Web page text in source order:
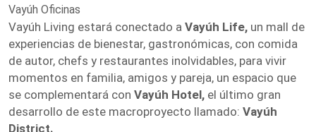
Vayúh Oficinas
Vayúh Living estará conectado a Vayúh Life, un mall de
experiencias de bienestar, gastronómicas, con comida
de autor, chefs y restaurantes inolvidables, para vivir
momentos en familia, amigos y pareja, un espacio que
se complementará con Vayúh Hotel, el último gran
desarrollo de este macroproyecto llamado: Vayúh
District.